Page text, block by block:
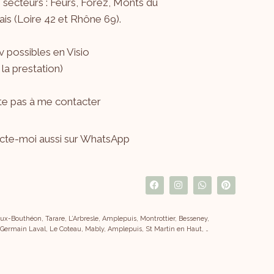
(Loire 42 et Rhône 69).
possibles en Visio
prestation)
pas à mecontacter
moi aussi sur WhatsApp
Tarare, L’Arbresle, Amplepuis, Montrottier, Besseney,
Laval, Le Coteau, Mably, Amplepuis, St Martin en Haut, …